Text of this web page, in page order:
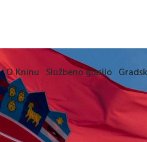
O Kninu Službeno glasilo